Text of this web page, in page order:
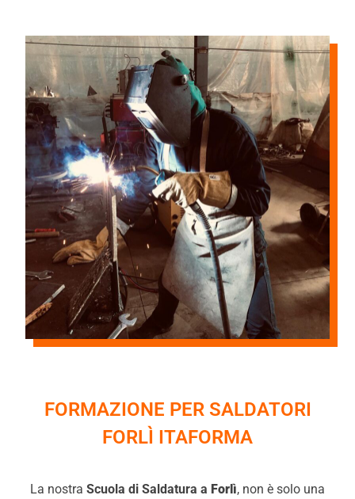
FORMAZIONE PER SALDATORI
FORLÌ ITAFORMA
La nostra Scuola di Saldatura a Forlì, non è solo una